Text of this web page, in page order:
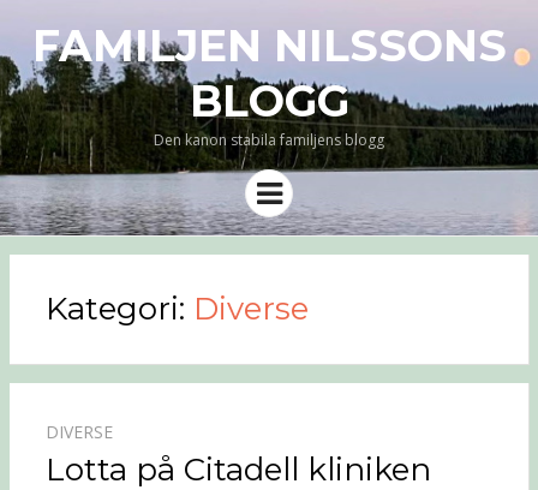
FAMILJEN NILSSONS
BLOGG
Den kanon stabila familjens blogg
Meny
Kategori: Diverse
DIVERSE
Lotta på Citadell kliniken